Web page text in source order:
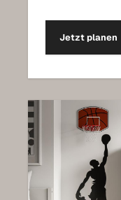
Jetzt planen